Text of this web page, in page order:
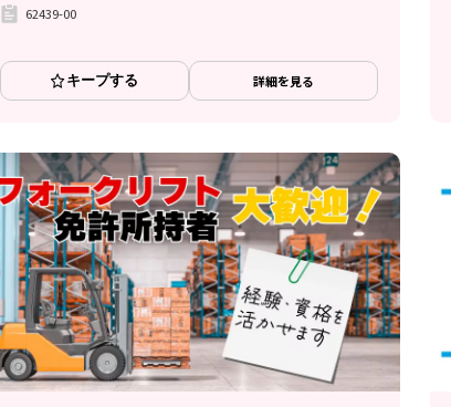
62439-00
キープする 詳細を見る